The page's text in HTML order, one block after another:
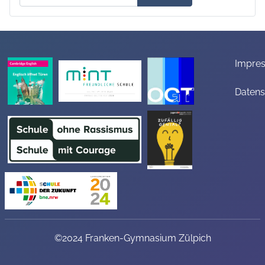
©2024 Franken-Gymnasium Zülpich